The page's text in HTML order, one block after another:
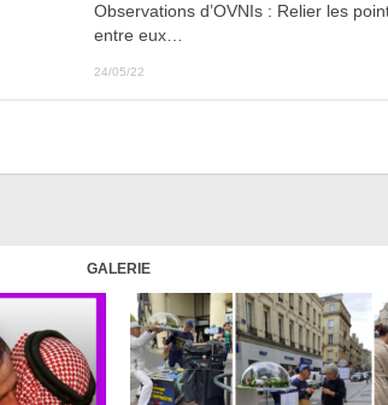
Observations d’OVNIs : Relier les
entre eux…
24/05/22
GALERIE